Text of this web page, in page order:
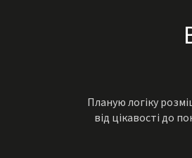
Планую логіку
від цікавості до